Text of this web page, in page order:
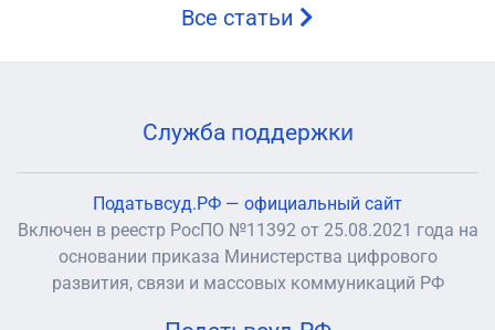
Все статьи
Служба поддержки
Податьвсуд.РФ — официальный сайт
Включен в реестр РосПО №11392 от 25.08.2021 года на
основании приказа Министерства цифрового
развития, связи и массовых коммуникаций РФ